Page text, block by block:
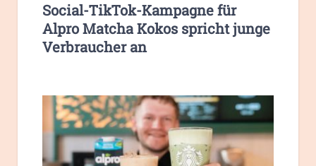
Social-TikTok-Kampagne für
Alpro Matcha Kokos spricht junge
Verbraucher an